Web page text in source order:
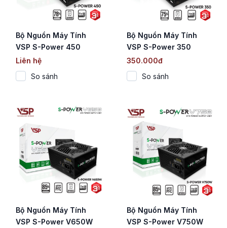
Bộ Nguồn Máy Tính
VSP S-Power 450
(450W / 78%
Efficiency / Cáp Dẹt /
Tụ Nhật)
Liên hệ
So sánh
Bộ Nguồn Máy Tính
VSP S-Power 350
(350W / 75% Efficiency
/ Cáp Dẹt / Tụ Nhật)
350.000đ
So sánh
Bộ Nguồn Máy Tính
VSP S-Power V650W
Bộ Nguồn Máy Tính
VSP S-Power V750W